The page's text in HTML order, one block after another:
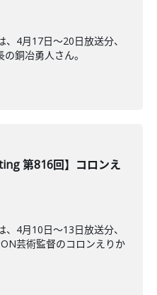
4月17日〜20日放送分、
銅冶勇人さん。
第816回】コロンえ
4月10日〜13日放送分、
芸術監督のコロンえりか